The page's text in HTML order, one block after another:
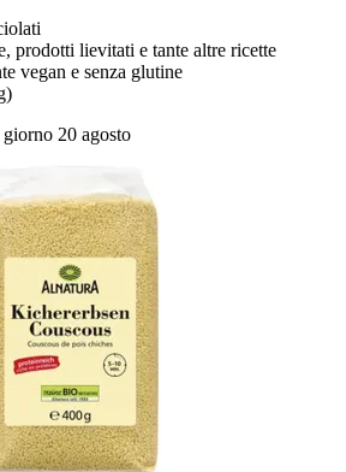
prodotti lievitati e tante altre ricette
vegan e senza glutine
20 agosto